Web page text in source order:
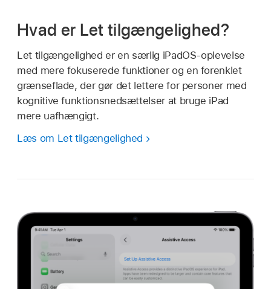
Hvad er Let tilgængelighed?
Let tilgængelighed er en særlig iPadOS-oplevelse
med mere fokuserede funktioner og en forenklet
grænseflade, der gør det lettere for personer med
kognitive funktionsnedsættelser at bruge iPad
mere uafhængigt.
Læs om Let tilgængelighed